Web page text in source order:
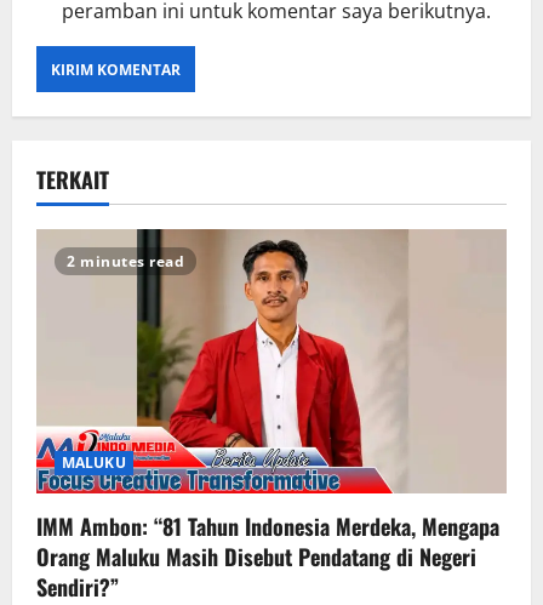
peramban ini untuk komentar saya berikutnya.
TERKAIT
2 minutes read
MALUKU
IMM Ambon: “81 Tahun Indonesia Merdeka, Mengapa
Orang Maluku Masih Disebut Pendatang di Negeri
Sendiri?”